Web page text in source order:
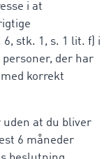
i at
stk. 1, s. 1 lit. f) i
personer, der har
korrekt
uden at du bliver
6 måneder